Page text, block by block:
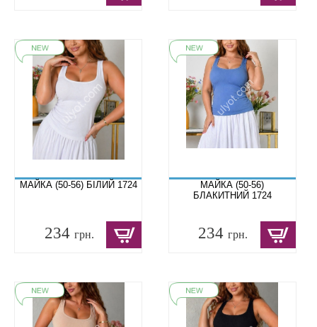
МАЙКА (50-56) БІЛИЙ 1724
234 грн.
МАЙКА (50-56)
БЛАКИТНИЙ 1724
234грн.